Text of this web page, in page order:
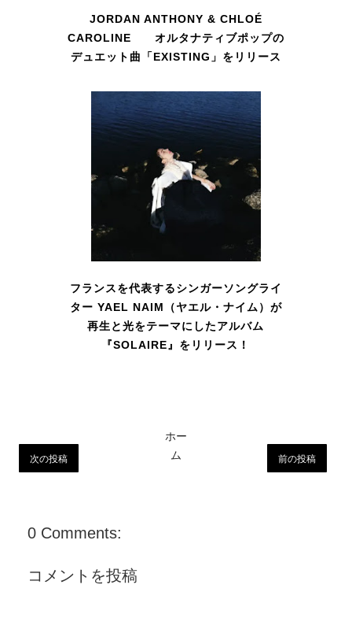
JORDAN ANTHONY & CHLOÉ
CAROLINE オルタナティブポップの
デュエット曲「EXISTING」をリリース
フランスを代表するシンガーソングライ
ター YAEL NAIM（ヤエル・ナイム）が
再生と光をテーマにしたアルバム
『SOLAIRE』をリリース！
次の投稿 前の投稿
ホー
ム
0 Comments:
コメントを投稿